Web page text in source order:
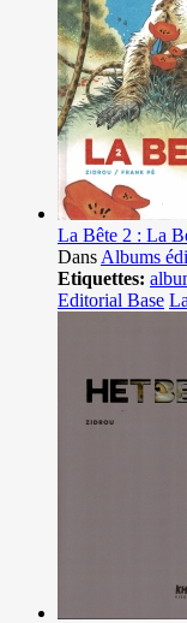
La Bête 2 : La
Dans Albums
Etiquettes:
Editorial Base